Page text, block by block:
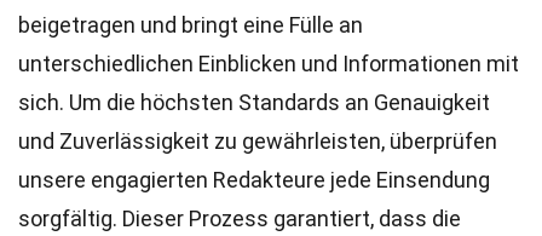
beigetragen und bringt eine Fülle an
unterschiedlichen Einblicken und Informationen mit
sich. Um die höchsten Standards an Genauigkeit
und Zuverlässigkeit zu gewährleisten, überprüfen
unsere engagierten Redakteure jede Einsendung
sorgfältig. Dieser Prozess garantiert, dass die